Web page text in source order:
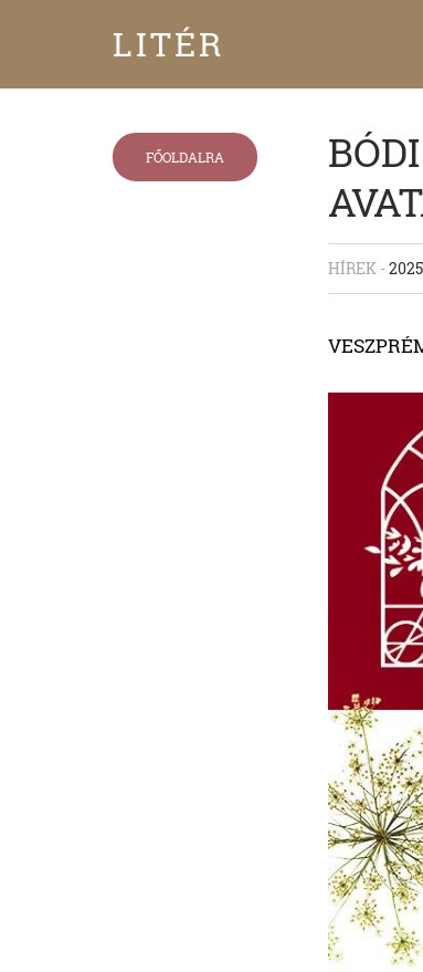
LITÉR
FŐOLDALRA
HÍREK -